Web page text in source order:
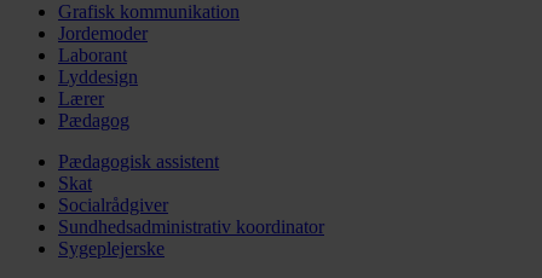
Grafisk kommunikation
Jordemoder
Laborant
Lyddesign
Lærer
Pædagog
Pædagogisk assistent
Skat
Socialrådgiver
Sundhedsadministrativ koordinator
Sygeplejerske